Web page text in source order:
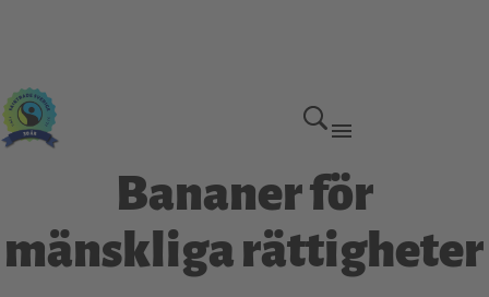
Bananer för
mänskliga rättigheter